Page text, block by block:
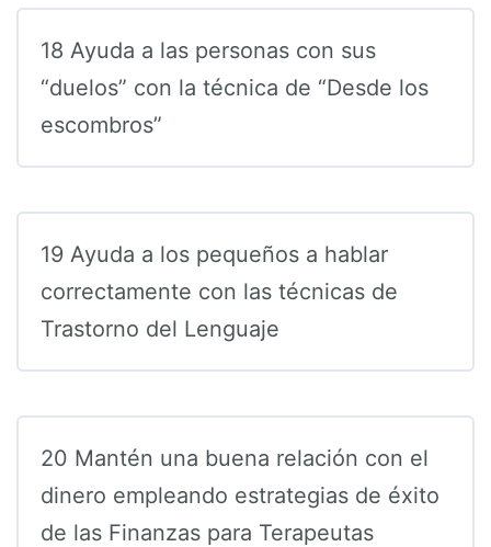
18 Ayuda a las personas con sus
“duelos” con la técnica de “Desde los
escombros”
19 Ayuda a los pequeños a hablar
correctamente con las técnicas de
Trastorno del Lenguaje
20 Mantén una buena relación con el
dinero empleando estrategias de éxito
de las Finanzas para Terapeutas